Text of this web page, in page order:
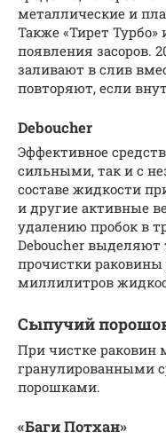
металлические и
Также «Тирет
появления засоров.
заливают в слив
повторяют, если
Deboucher
Эффективное
сильными, так и с
составе жидкости
и другие активные
удалению пробок в
Deboucher выделяют
прочистки раковины
миллилитров
Сыпучий
При чистке раковин
гранулированными
порошками.
«Баги Потхан»